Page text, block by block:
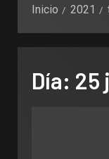
Inicio 2021
Día: 25